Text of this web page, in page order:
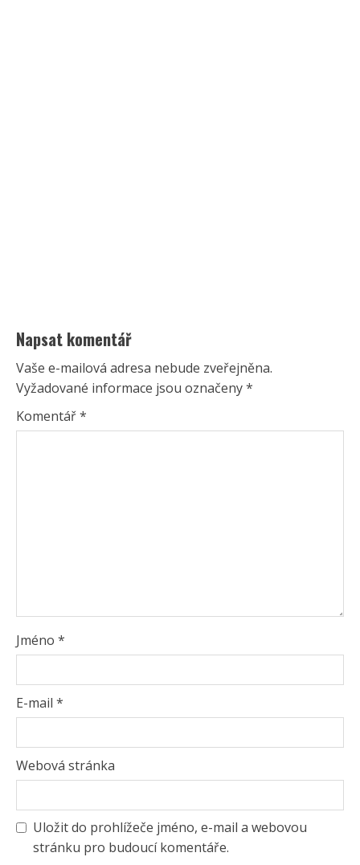
Napsat komentář
Vaše e-mailová adresa nebude zveřejněna.
Vyžadované informace jsou označeny*
Komentář*
Jméno *
E-mail *
Webová stránka
Uložit do prohlížeče jméno, e-mail a webovou
stránku pro budoucí komentáře.